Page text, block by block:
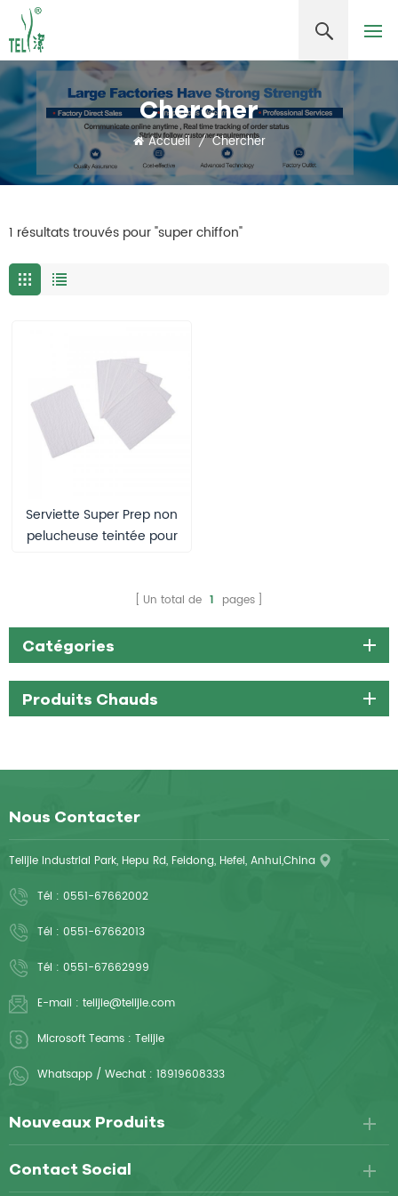
Chercher
Accueil / Chercher
1 résultats trouvés pour "super chiffon"
Serviette Super Prep non
pelucheuse teintée pour
Un total de 1 pages
Catégories
Produits Chauds
Nous Contacter
Telijie Industrial Park, Hepu Rd, Feidong, Hefei, Anhui,China
Tél : 0551-67662002
Tél : 0551-67662013
Tél : 0551-67662999
E-mail : telijie@telijie.com
Microsoft Teams : Telijie
Whatsapp / Wechat : 18919608333
Nouveaux Produits
Contact Social